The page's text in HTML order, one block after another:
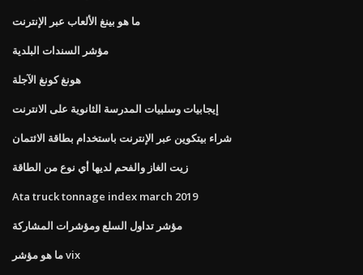
ما هو بينغ الألعاب عبر الإنترنت
مؤشر السندات البلدية
هونغ كونغ الآجلة
إيجابيات وسلبيات المدرسة الثانوية على الانترنت
شراء بيتكوين عبر الإنترنت باستخدام بطاقة الائتمان
زيت الغاز والفحم لديها أي نوع من الطاقة
Ata truck tonnage index march 2019
مؤشر تداول السلع ومؤشرات المشاركة
ما هو مؤشر vix